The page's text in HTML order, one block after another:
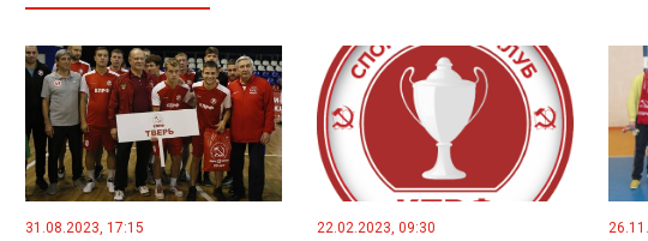
31.08.2023, 17:15 22.02.2023, 09:30